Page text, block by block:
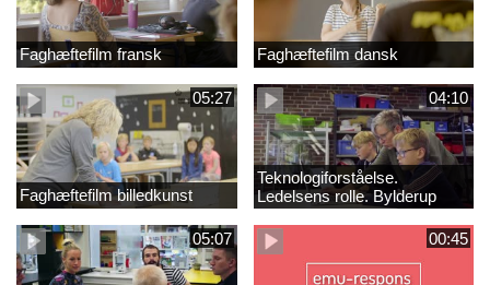
Faghæftefilm fransk Faghæftefilm dansk
05:27
Faghæftefilm billedkunst
04:10
Teknologiforståelse.
Ledelsens rolle. Bylderup
Skole
05:07
00:45